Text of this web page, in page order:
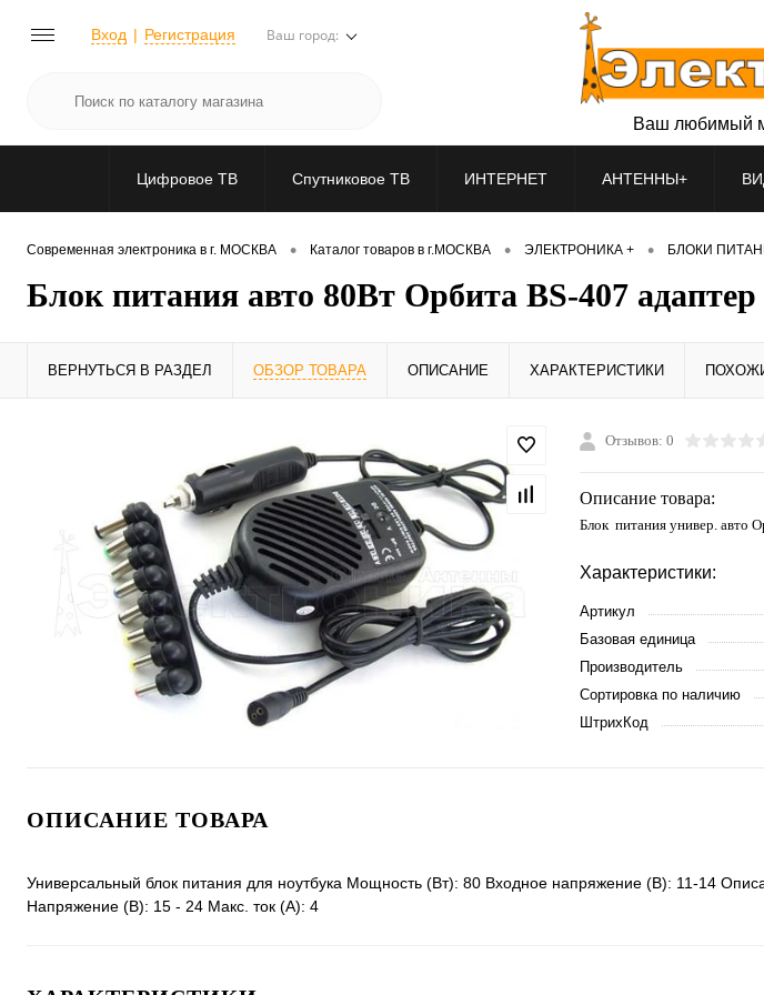
Вход Регистрация Ваш город:
Ваш любимый
Цифровое ТВ Спутниковое ТВ ИНТЕРНЕТ АНТЕННЫ+
Современная электроника в г. МОСКВА • Каталог товаров в г.МОСКВА • ЭЛЕКТРОНИКА + • БЛОКИ
Блок питания авто 80Вт Орбита BS-407
ВЕРНУТЬСЯ В РАЗДЕЛ ОБЗОР ТОВАРА ОПИСАНИЕ ХАРАКТЕРИСТИКИ
Отзывов: 0
Описание товара:
Блок питания универ. авто
Характеристики:
Артикул
Базовая единица
Производитель
Сортировка по наличию
ШтрихКод
ОПИСАНИЕ ТОВАРА
Универсальный блок питания для ноутбука Мощность (Вт): 80 Входное напряжение (В): 11-14
Напряжение (В): 15 - 24 Макс. ток (A): 4